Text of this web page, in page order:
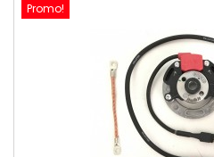
Promo!